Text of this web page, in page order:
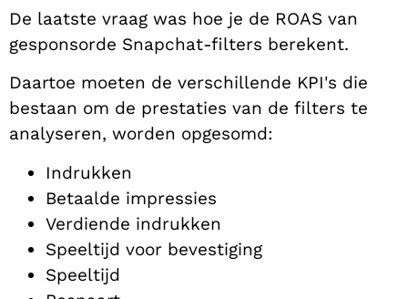
De laatste vraag was hoe je de ROAS van
gesponsorde Snapchat-filters berekent.
Daartoe moeten de verschillende KPI's die
bestaan om de prestaties van de filters te
analyseren, worden opgesomd:
Indrukken
Betaalde impressies
Verdiende indrukken
Speeltijd voor bevestiging
Speeltijd